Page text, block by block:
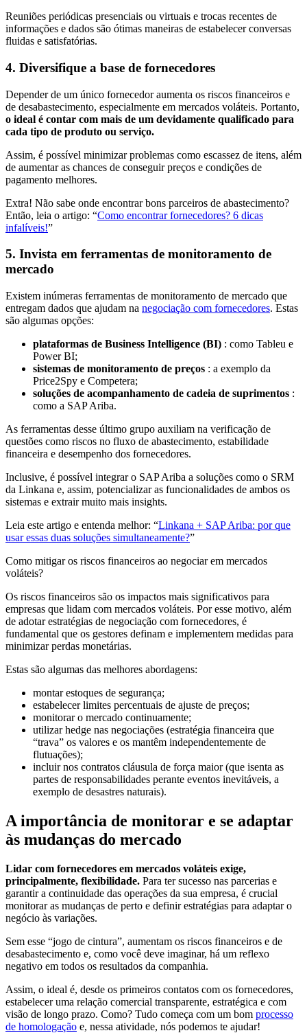
Reuniões periódicas presenciais ou virtuais e trocas recentes de
informações e dados são ótimas maneiras de estabelecer conversas
fluidas e satisfatórias.
4. Diversifique a base de fornecedores
Depender de um único fornecedor aumenta os riscos financeiros e
de desabastecimento, especialmente em mercados voláteis. Portanto,
o ideal é contar com mais de um devidamente qualificado para
cada tipo de produto ou serviço.
Assim, é possível minimizar problemas como escassez de itens, além
de aumentar as chances de conseguir preços e condições de
pagamento melhores.
Extra! Não sabe onde encontrar bons parceiros de abastecimento?
Então, leia o artigo: “Como encontrar fornecedores? 6 dicas
infalíveis!”
5. Invista em ferramentas de monitoramento de
mercado
Existem inúmeras ferramentas de monitoramento de mercado que
entregam dados que ajudam na negociação com fornecedores. Estas
são algumas opções:
plataformas de Business Intelligence (BI) : como Tableu e
Power BI;
sistemas de monitoramento de preços : a exemplo da
Price2Spy e Competera;
soluções de acompanhamento de cadeia de suprimentos :
como a SAP Ariba.
As ferramentas desse último grupo auxiliam na verificação de
questões como riscos no fluxo de abastecimento, estabilidade
financeira e desempenho dos fornecedores.
Inclusive, é possível integrar o SAP Ariba a soluções como o SRM
da Linkana e, assim, potencializar as funcionalidades de ambos os
sistemas e extrair muito mais insights.
Leia este artigo e entenda melhor: “Linkana + SAP Ariba: por que
usar essas duas soluções simultaneamente?”
Como mitigar os riscos financeiros ao negociar em mercados
voláteis?
Os riscos financeiros são os impactos mais significativos para
empresas que lidam com mercados voláteis. Por esse motivo, além
de adotar estratégias de negociação com fornecedores, é
fundamental que os gestores definam e implementem medidas para
minimizar perdas monetárias.
Estas são algumas das melhores abordagens:
montar estoques de segurança;
estabelecer limites percentuais de ajuste de preços;
monitorar o mercado continuamente;
utilizar hedge nas negociações (estratégia financeira que
“trava” os valores e os mantêm independentemente de
flutuações);
incluir nos contratos cláusula de força maior (que isenta as
partes de responsabilidades perante eventos inevitáveis, a
exemplo de desastres naturais).
A importância de monitorar e se adaptar
às mudanças do mercado
Lidar com fornecedores em mercados voláteis exige,
principalmente, flexibilidade. Para ter sucesso nas parcerias e
garantir a continuidade das operações da sua empresa, é crucial
monitorar as mudanças de perto e definir estratégias para adaptar o
negócio às variações.
Sem esse “jogo de cintura”, aumentam os riscos financeiros e de
desabastecimento e, como você deve imaginar, há um reflexo
negativo em todos os resultados da companhia.
Assim, o ideal é, desde os primeiros contatos com os fornecedores,
estabelecer uma relação comercial transparente, estratégica e com
visão de longo prazo. Como? Tudo começa com um bom processo
de homologação e, nessa atividade, nós podemos te ajudar!